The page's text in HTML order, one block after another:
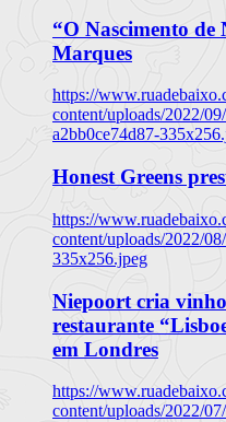
“O Nascimento de
Marques
https://
content/uploads/2022/
a2bb0ce74d87-
Honest Greens
https://
content/uploads/2022/
335x256.jpeg
Niepoort cria
restaurante
em Londres
https://
content/uploads/2022/